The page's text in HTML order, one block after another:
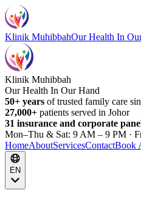
Klinik MuhibbahOur Health In
Klinik Muhibbah
Our Health In Our Hand
50+ years of trusted family care
27,000+ patients served in Johor
31 insurance and corporate
Mon–Thu & Sat: 9 AM – 9 PM ·
HomeAboutServicesContactBook
EN